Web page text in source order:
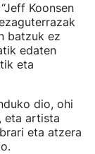
Koonsen
batzuk ez
edaten
eta
dio, ohi
eta artista
eta atzera